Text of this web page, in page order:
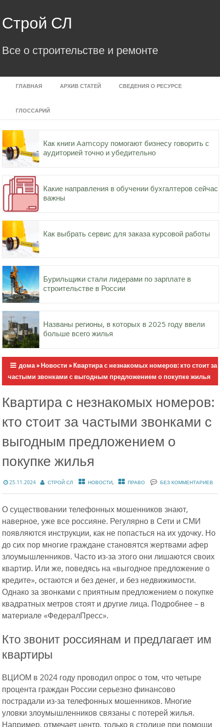
to
content
Строй СЛ
Все о строительстве и ремонте
ГЛАВНАЯ АРХИВ СТАТЕЙ СВЕДЕНИЯ О РЕСУРСЕ
ГЛОССАРИЙ
Как книги Aamcopy помогают бизнесу говорить с
аудиторией точно и убедительно
Какие направления в обучении бухгалтеров сейчас
важны
Как выбрать сервис для заказа курсовой работы
Бурильщики стали лидерами по зарплате в
строительстве в России
Названы регионы, в которых в 2025 году ввели
больше всего жилья
дома»Новости »Квартира с незнакомых номеров: кто стоит за
частыми звонками с выгодным предложением о покупке жилья
Квартира с незнакомых номеров:
кто стоит за частыми звонками с
выгодным предложением о
покупке жилья
25.11.2024 СТРОЙ СЛ НОВОСТИ, ПРАВО БЕЗ КОММЕНТАРИЕВ
О существовании телефонных мошенников знают,
наверное, уже все россияне. Регулярно в Сети и СМИ
появляются инструкции, как не попасться на их удочку. Но
до сих пор многие граждане становятся жертвами афер
злоумышленников. Часто из-за этого они лишаются своих
квартир. Или же, поведясь на «выгодное предложение о
кредите», остаются и без денег, и без недвижимости.
Однако за звонками с приятным предложением о покупке
квадратных метров стоят и другие лица. Подробнее – в
материале «ФедералПресс».
Кто звонит россиянам и предлагает им
квартиры
ВЦИОМ в 2024 году проводил опрос о том, что четыре
процента граждан России серьезно финансово
пострадали из-за телефонных мошенников. Многие
уловки злоумышленников связаны с потерей жилья.
Например, отмечает центр, только в столице при помощи